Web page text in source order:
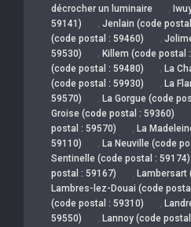
décrocher un luminaire
,
59141)
, Jenlain (code
(code postal : 59460)
,
59530)
, Killem (code postal
(code postal : 59480)
, La
(code postal : 59930)
, La
59570)
, La Gorgue (code
Groise (code postal : 59360)
postal : 59570)
, La
59110)
, La Neuville (code
Sentinelle (code postal : 59174)
postal : 59167)
, Lambersart
Lambres-lez-Douai (code
(code postal : 59310)
,
59550)
, Lannoy (code